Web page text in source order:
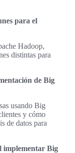
para el
Hadoop,
distintas para
de Big
usando Big
y cómo
de datos para
implementar Big